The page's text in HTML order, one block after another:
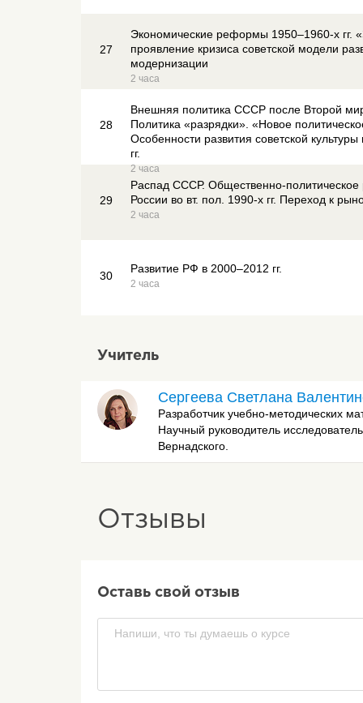
27
Экономические реформы 1950–1960-х гг.
проявление кризиса советской модели
модернизации
2 часа
28
Внешняя политика СССР после Второй
Политика «разрядки». «Новое
Особенности развития советской
гг.
2 часа
29
Распад СССР. Общественно-политическое
России во вт. пол. 1990-х гг. Переход к
2 часа
30
Развитие РФ в 2000–2012 гг.
2 часа
Учитель
Сергеева Светлана
Разработчик учебно-методических
Научный руководитель
Вернадского.
Отзывы
Оставь свой отзыв